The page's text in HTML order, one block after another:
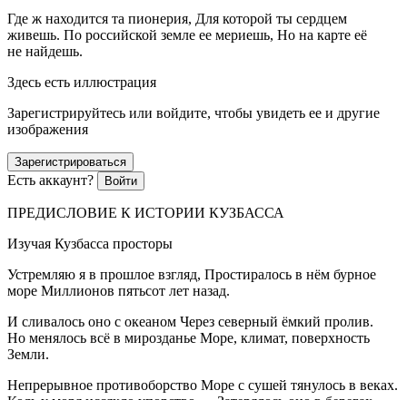
Где ж находится та пионерия, Для которой ты сердцем
живешь. По российской земле ее мериешь, Но на карте её
не найдешь.
Здесь есть иллюстрация
Зарегистрируйтесь или войдите, чтобы увидеть ее и другие
изображения
Зарегистрироваться
Есть аккаунт? Войти
ПРЕДИСЛОВИЕ К ИСТОРИИ КУЗБАССА
Изучая Кузбасса просторы
Устремляю я в прошлое взгляд, Простиралось в нём бурное
море Миллионов пятьсот лет назад.
И сливалось оно с океаном Через северный ёмкий пролив.
Но менялось всё в мирозданье Море, климат, поверхность
Земли.
Непрерывное противоборство Море с сушей тянулось в веках.